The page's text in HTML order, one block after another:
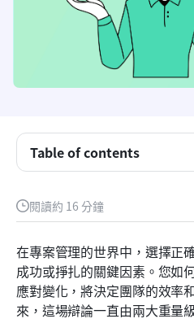
閱讀約 16 分鐘
在專案管理的世界中，選擇正
成功或掙扎的關鍵因素。您如
應對變化，將決定團隊的效率
來，這場辯論一直由兩大重量
Table of contents
瀑布式與敏捷：主要差異
瀑布式與敏捷式：為何
法論
開始使用 Lark 範本進行瀑
最後的想法